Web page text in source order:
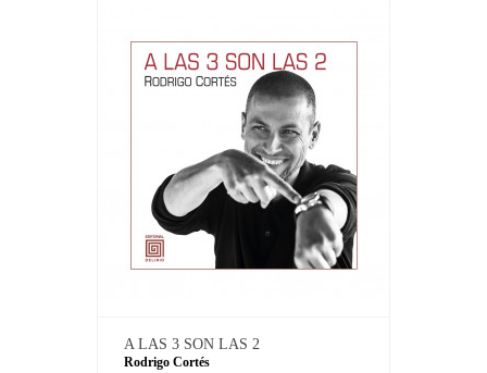
A LAS 3 SON LAS 2
Rodrigo Cortés